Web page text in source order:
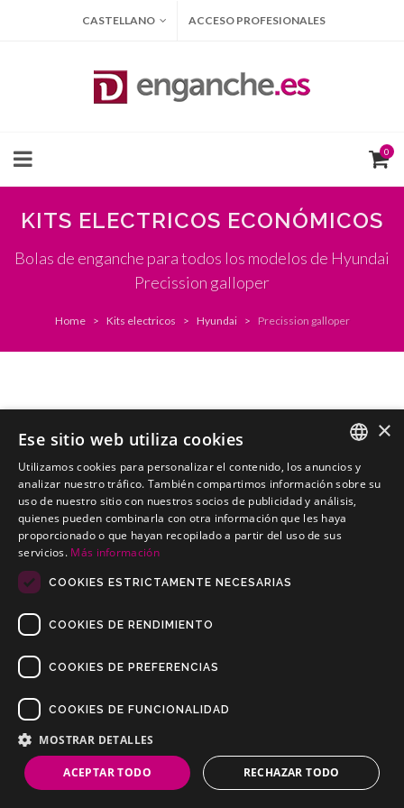
CASTELLANO ACCESO PROFESIONALES
0
KITS ELECTRICOS ECONÓMICOS
Bolas de enganche para todos los modelos de Hyundai
Precission galloper
Home Kits electricos Hyundai Precission galloper
HYUNDAI Precission Galloper SUV
Kits electricos económicos para HYUNDAI Precission Galloper
SUV
Copyrights © 2019 Todos los Derechos Reservados Dilusur, S.L.
Condiciones de Venta /
Política de Privacidad
/Política de Cookies
SPANISH
PORTUGUESE
×
Ese sitio web utiliza cookies
Utilizamos cookies para personalizar el contenido, los anuncios y
analizar nuestro tráfico. También compartimos información sobre su
uso de nuestro sitio con nuestros socios de publicidad y análisis,
quienes pueden combinarla con otra información que les haya
proporcionado o que hayan recopilado a partir del uso de sus
servicios. Más información
COOKIES ESTRICTAMENTE NECESARIAS
COOKIES DE RENDIMIENTO
COOKIES DE PREFERENCIAS
COOKIES DE FUNCIONALIDAD
MOSTRAR DETALLES
ACEPTAR TODO RECHAZAR TODO